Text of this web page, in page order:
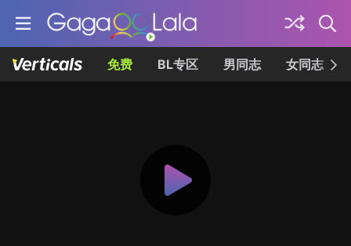
免费 BL专区 男同志 女同志